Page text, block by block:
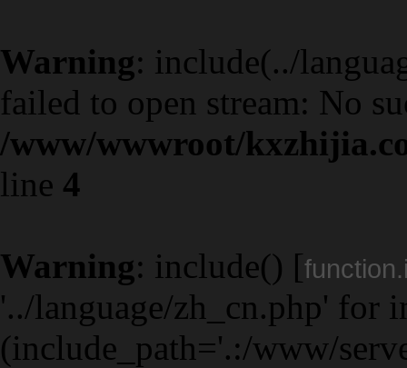
Warning: include(../
failed to open stream: No
/www/wwwroot/
line 4
Warning: include() [
'../language/zh_cn.php' for
(include_path='.:/www/